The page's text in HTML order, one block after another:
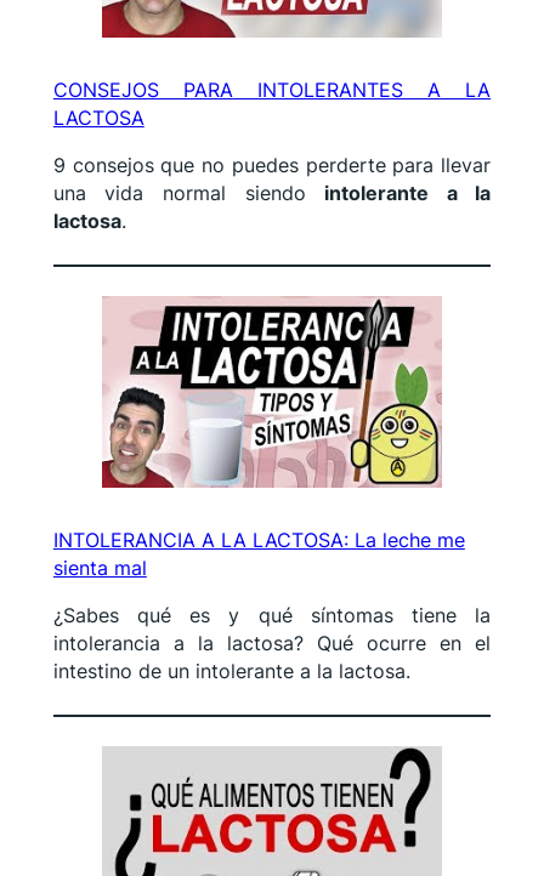
CONSEJOS PARA INTOLERANTES A LA
LACTOSA
9 consejos que no puedes perderte para llevar
una vida normal siendo intolerante a la
lactosa.
INTOLERANCIA A LA LACTOSA: La leche me
sienta mal
¿Sabes qué es y qué síntomas tiene la
intolerancia a la lactosa? Qué ocurre en el
intestino de un intolerante a la lactosa.